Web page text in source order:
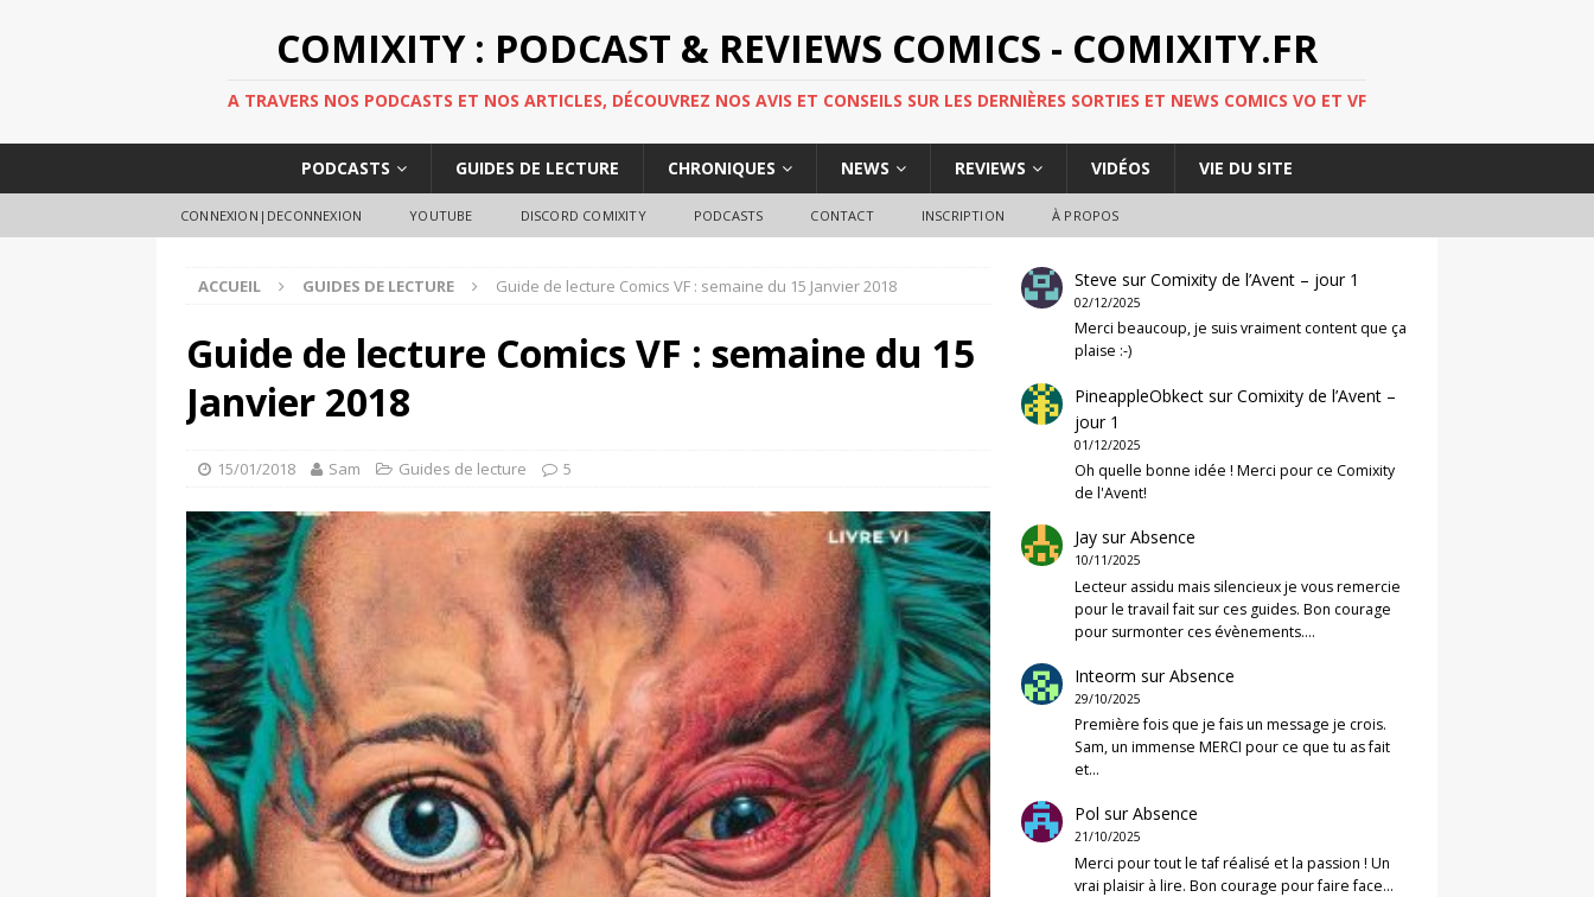
COMIXITY : PODCAST & REVIEWS COMICS - COMIXITY.FR
A TRAVERS NOS PODCASTS ET NOS ARTICLES, DÉCOUVREZ NOS AVIS ET CONSEILS SUR LES DERNIÈRES SORTIES ET NEWS COMICS VO ET VF
PODCASTS GUIDES DE LECTURE CHRONIQUES NEWS REVIEWS VIDÉOS VIE DU SITE
CONNEXION|DECONNEXION YOUTUBE DISCORD COMIXITY PODCASTS CONTACT INSCRIPTION À PROPOS
ACCUEIL GUIDES DE LECTURE Guide de lecture Comics VF : semaine du 15 Janvier 2018
Guide de lecture Comics VF : semaine du 15
Janvier 2018
15/01/2018 Sam Guides de lecture 5
Steve surComixity de l’Avent – jour 1
02/12/2025
Merci beaucoup, je suis vraiment content que ça
plaise :-)
PineappleObkect surComixity de l’Avent –
jour 1
01/12/2025
Oh quelle bonne idée ! Merci pour ce Comixity
de l'Avent!
Jay surAbsence
10/11/2025
Lecteur assidu mais silencieux je vous remercie
pour le travail fait sur ces guides. Bon courage
pour surmonter ces évènements.…
Inteorm surAbsence
29/10/2025
Première fois que je fais un message je crois.
Sam, un immense MERCI pour ce que tu as fait
et…
Pol surAbsence
21/10/2025
Merci pour tout le taf réalisé et la passion ! Un
vrai plaisir à lire. Bon courage pour faire face…